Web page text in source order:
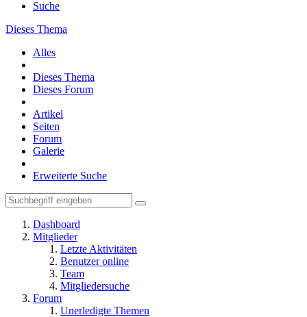
Suche
Dieses Thema
Alles
Dieses Thema
Dieses Forum
Artikel
Seiten
Forum
Galerie
Erweiterte Suche
Dashboard
Mitglieder
Letzte Aktivitäten
Benutzer online
Team
Mitgliedersuche
Forum
Unerledigte Themen